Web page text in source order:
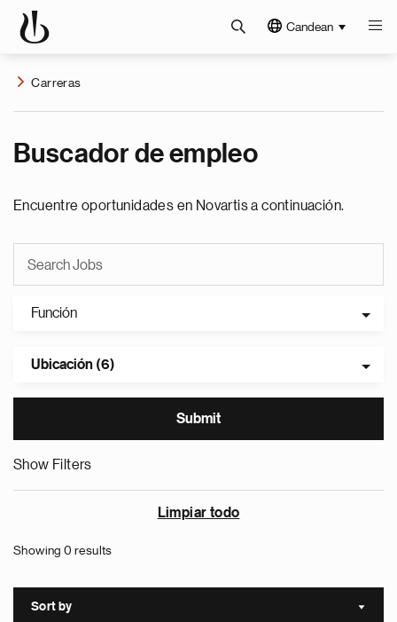
Candean
Carreras
Buscador de empleo
Encuentre oportunidades en Novartis a continuación.
Función
Ubicación (6)
Show Filters
Limpiar todo
Showing 0 results
Sort by Sort